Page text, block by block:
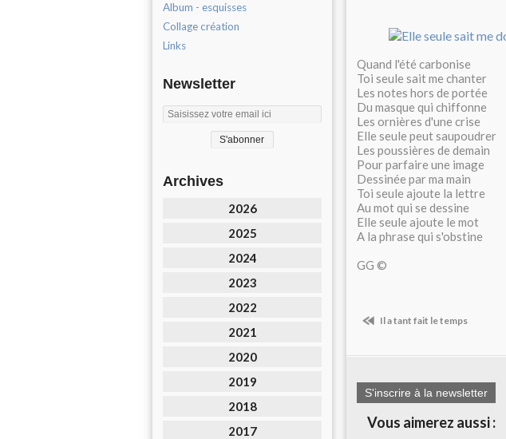
Album - esquisses
Collage création
Links
Newsletter
Archives
2026
2025
2024
2023
2022
2021
2020
2019
2018
2017
Quand l'été carbonise
Toi seule sait me chanter
Les notes hors de portée
Du masque qui chiffonne
Les ornières d'une crise
Elle seule peut saupoudrer
Les poussières de demain
Pour parfaire une image
Dessinée par ma main
Toi seule ajoute la lettre
Au mot qui se dessine
Elle seule ajoute le mot
A la phrase qui s'obstine
GG ©
Il a tant fait le temps
S'inscrire à la newsletter
Vous aimerez aussi :